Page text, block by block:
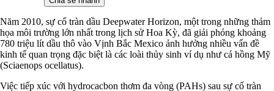
Năm 2010, sự cố tràn dầu Deepwater Horizon, một trong những thảm
họa môi trường lớn nhất trong lịch sử Hoa Kỳ, đã giải phóng khoảng
780 triệu lít dầu thô vào Vịnh Bắc Mexico ảnh hưởng nhiều vấn đề
kinh tế quan trọng đặc biệt là các loài thủy sinh ví dụ như cá hồng Mỹ
(Sciaenops ocellatus).
Việc tiếp xúc với hydrocacbon thơm đa vòng (PAHs) sau sự cố tràn